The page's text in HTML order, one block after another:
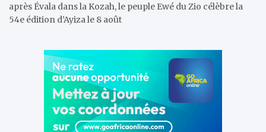
après Évala dans la Kozah, le peuple Ewé du Zio célèbre la
54e édition d’Ayiza le 8 août